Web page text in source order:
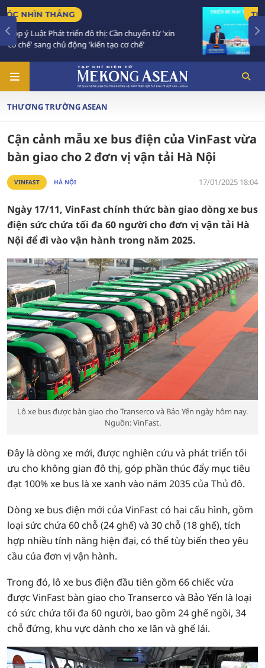
TIÊU ĐIỂM
Bế mạc Hội nghị Ngoại giao 33: Đối ngoại bước
vào giai đoạn hành động mới
THƯƠNG TRƯỜNG ASEAN
Cận cảnh mẫu xe bus điện của VinFast vừa
bàn giao cho 2 đơn vị vận tải Hà Nội
VINFAST HÀ NỘI 17/01/2025 18:04
Ngày 17/11, VinFast chính thức bàn giao dòng xe bus
điện sức chứa tối đa 60 người cho đơn vị vận tải Hà
Nội để đi vào vận hành trong năm 2025.
Lô xe bus được bàn giao cho Transerco và Bảo Yến ngày hôm nay.
Nguồn: VinFast.
Đây là dòng xe mới, được nghiên cứu và phát triển tối
ưu cho không gian đô thị, góp phần thúc đẩy mục tiêu
đạt 100% xe bus là xe xanh vào năm 2035 của Thủ đô.
Dòng xe bus điện mới của VinFast có hai cấu hình, gồm
loại sức chứa 60 chỗ (24 ghế) và 30 chỗ (18 ghế), tích
hợp nhiều tính năng hiện đại, có thể tùy biến theo yêu
cầu của đơn vị vận hành.
Trong đó, lô xe bus điện đầu tiên gồm 66 chiếc vừa
được VinFast bàn giao cho Transerco và Bảo Yến là loại
có sức chứa tối đa 60 người, bao gồm 24 ghế ngồi, 34
chỗ đứng, khu vực dành cho xe lăn và ghế lái.